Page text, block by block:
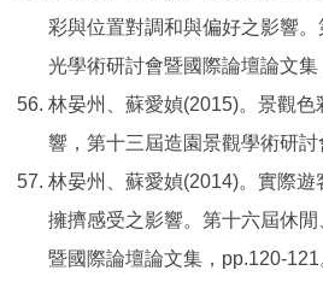
彩與位置對調和與偏好之影響
光學術研討會暨國際論壇論文集
林晏州、蘇愛媜(2015)。景觀色
響，第十三屆造園景觀學術研討
林晏州、蘇愛媜(2014)。實際
擁擠感受之影響。第十六屆休
暨國際論壇論文集，pp.120-121